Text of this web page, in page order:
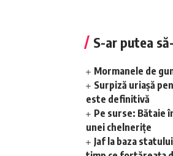
S-ar putea
Mormanele de
Surpiză uriașă
este definitivă
Pe surse: Bătaie
unei chelnerițe
Jaf la baza